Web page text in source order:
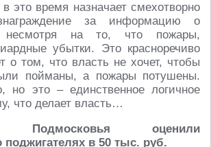
это время назначает смехотворно
за информацию о
несмотря на то, что пожары,
убытки. Это красноречиво
о том, что власть не хочет, чтобы
пойманы, а пожары потушены.
но это – единственное логичное
что делает власть…
Подмосковья оценили
в 50 тыс. руб.